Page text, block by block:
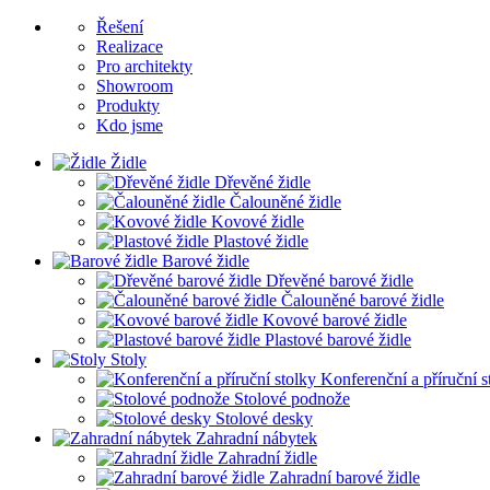
Řešení
Realizace
Pro architekty
Showroom
Produkty
Kdo jsme
Židle
Dřevěné židle
Čalouněné židle
Kovové židle
Plastové židle
Barové židle
Dřevěné barové židle
Čalouněné barové židle
Kovové barové židle
Plastové barové židle
Stoly
Konferenční a příruční
Stolové podnože
Stolové desky
Zahradní nábytek
Zahradní židle
Zahradní barové židle